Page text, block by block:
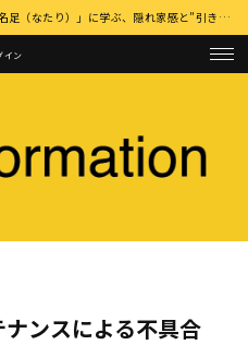
2026.08.03 コト飲み第6弾｜和中華酒場「名足（なたり）」に学ぶ、隠れ家感と”引き算”の店づくり 詳細はこちら
イン
ンスによる不具合